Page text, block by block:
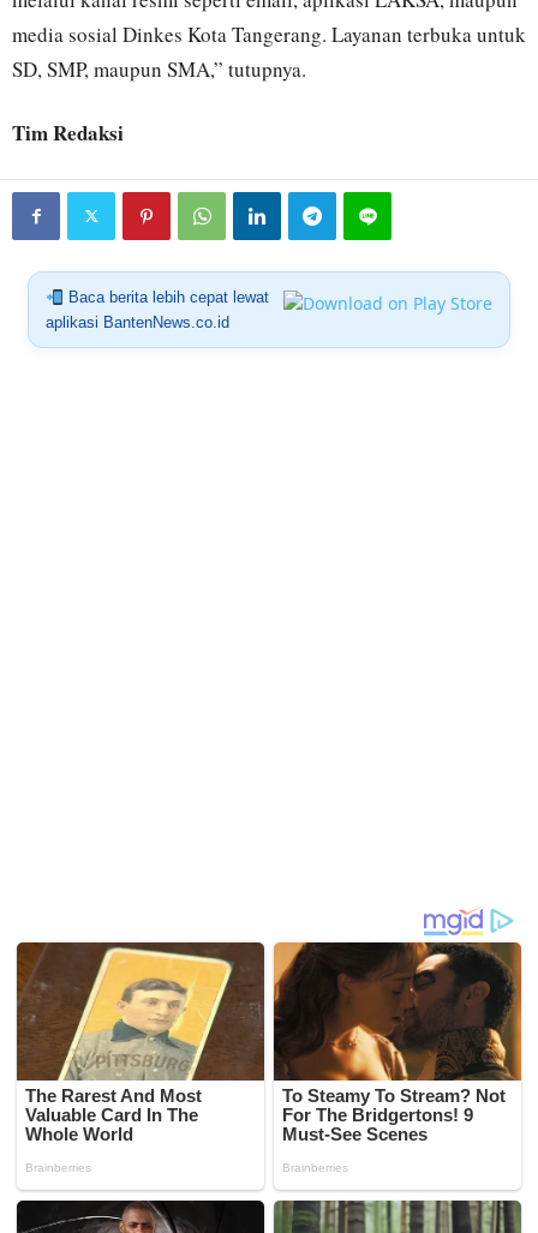
media sosial Dinkes Kota Tangerang. Layanan terbuka untuk
SD, SMP, maupun SMA,” tutupnya.
Tim Redaksi
Baca berita lebih cepat lewat
aplikasi BantenNews.co.id